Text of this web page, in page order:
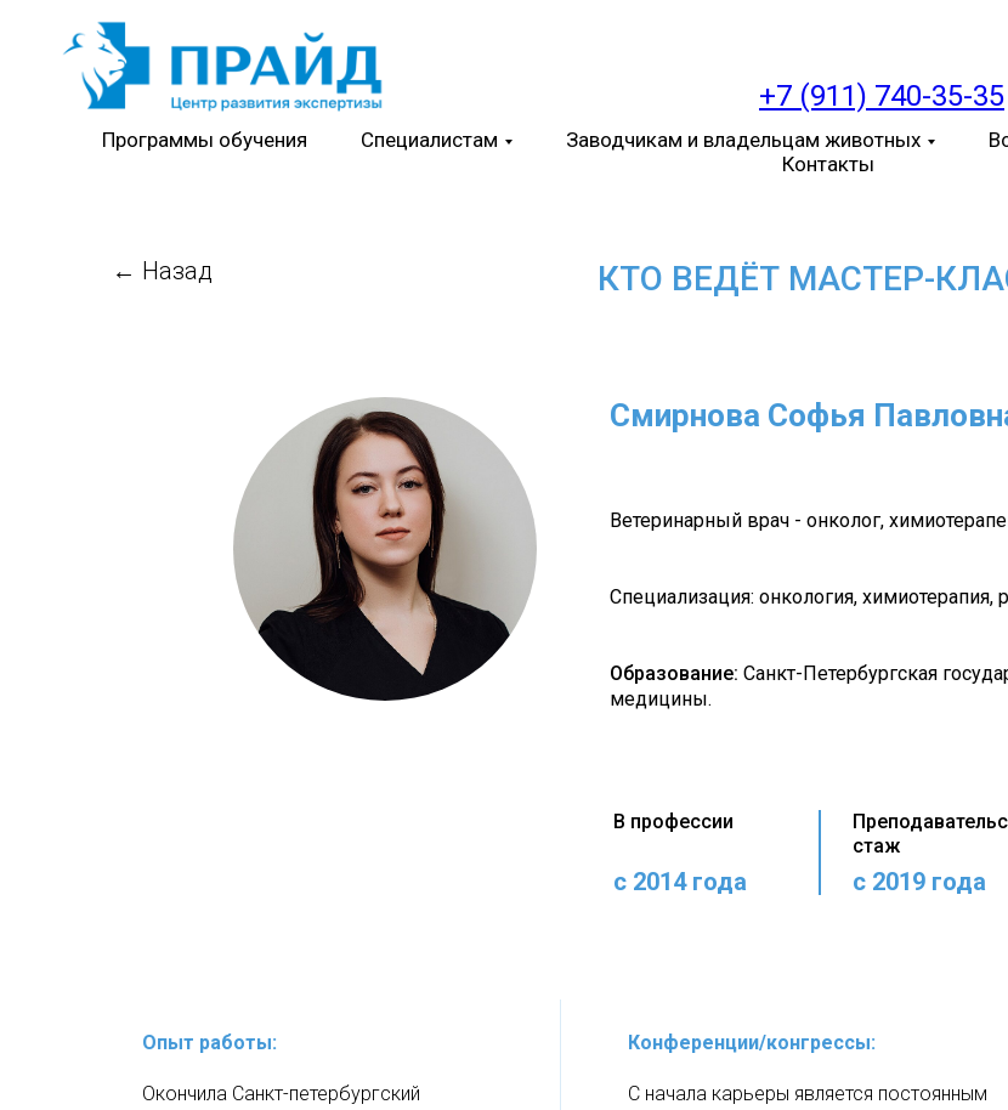
+7 (911) 740-35-35
Программы обучения Специалистам Заводчикам и владельцам животных
Контакты
← Назад КТО ВЕДЁТ МАСТЕР-
Смирнова Софья
Ветеринарный врач - онколог,
Специализация: онкология, химиотерапия,
Образование: Санкт-Петербургская
медицины.
В профессии
стаж
с 2014 года с 2019 года
Опыт работы:
Окончила Санкт-петербургский
Конференции/конгрессы:
С начала карьеры является постоянным